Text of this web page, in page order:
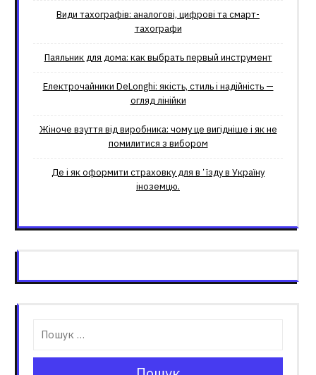
Види тахографів: аналогові, цифрові та смарт-
тахографи
Паяльник для дома: как выбрать первый инструмент
Електрочайники DeLonghi: якість, стиль і надійність —
огляд лінійки
Жіноче взуття від виробника: чому це вигідніше і як не
помилитися з вибором
Де і як оформити страховку для вʼїзду в Україну
іноземцю.